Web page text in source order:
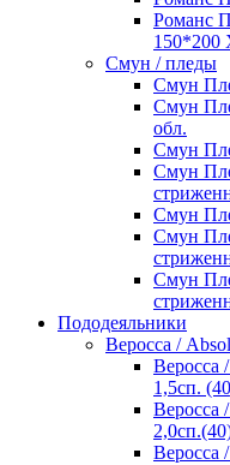
Романс
150*200
Смун / пледы
Смун
Смун
обл.
Смун
Смун
Смун
Смун
Смун
Пододеяльники
Веросса /
Веросса
1,5сп.
Веросса
Веросса